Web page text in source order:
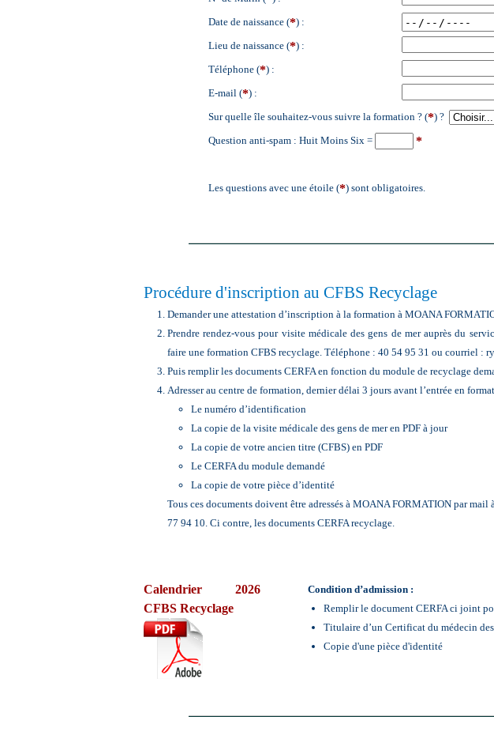
Date de naissance (*) :
Lieu de naissance (*) :
Téléphone (*) :
E-mail (*) :
Sur quelle île souhaitez-vous suivre la formation ? (*) ?
Question anti-spam : Huit Moins Six =
*
Les questions avec une étoile (*) sont obligatoires.
Procédure d'inscription au CFBS Recyclage
Demander une attestation d’inscription à la formation à MOANA
Prendre rendez-vous pour visite médicale des gens de mer auprès du
faire une formation CFBS recyclage. Téléphone : 40 54 95 31 ou courriel :
Puis remplir les documents CERFA en fonction du module de recyclage
Adresser au centre de formation, dernier délai 3 jours avant l’entrée en
Le numéro d’identification
La copie de la visite médicale des gens de mer en PDF à jour
La copie de votre ancien titre (CFBS) en PDF
Le CERFA du module demandé
La copie de votre pièce d’identité
Tous ces documents doivent être adressés à MOANA FORMATION par
77 94 10. Ci contre, les documents CERFA recyclage.
Calendrier 2026
CFBS Recyclage
Condition d’admission :
Remplir le document CERFA ci joint
Titulaire d’un Certificat du médecin
Copie d'une pièce d'identité